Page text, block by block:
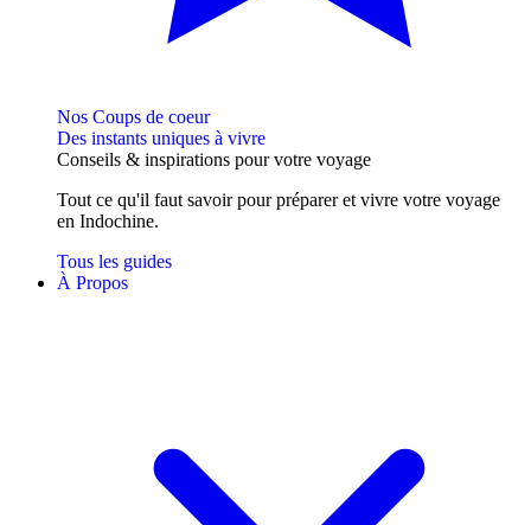
Nos Coups de coeur
Des instants uniques à vivre
Conseils & inspirations pour votre voyage
Tout ce qu'il faut savoir pour préparer et vivre votre voyage
en Indochine.
Tous les guides
À Propos